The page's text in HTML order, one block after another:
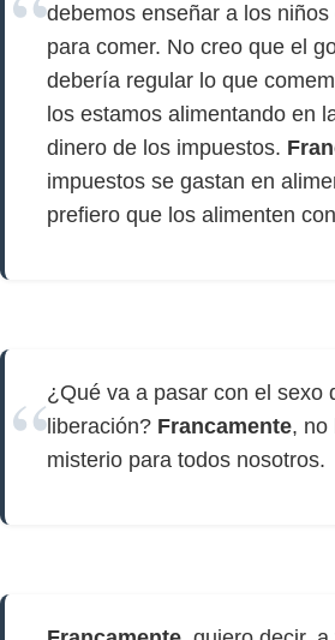
debemos enseñar a los
para comer. No creo que el
debería regular lo que
los estamos alimentando en
dinero de los impuestos.
impuestos se gastan en
prefiero que los alimenten
¿Qué va a pasar con el sexo
liberación? Francamente, no
misterio para todos nosotros.